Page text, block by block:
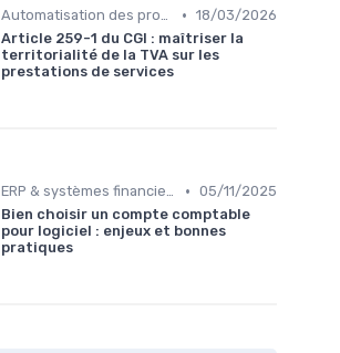
Automatisation des processus financiers • 18/03/2026
Article 259-1 du CGI : maîtriser la
territorialité de la TVA sur les
prestations de services
ERP & systèmes financiers • 05/11/2025
Bien choisir un compte comptable
pour logiciel : enjeux et bonnes
pratiques